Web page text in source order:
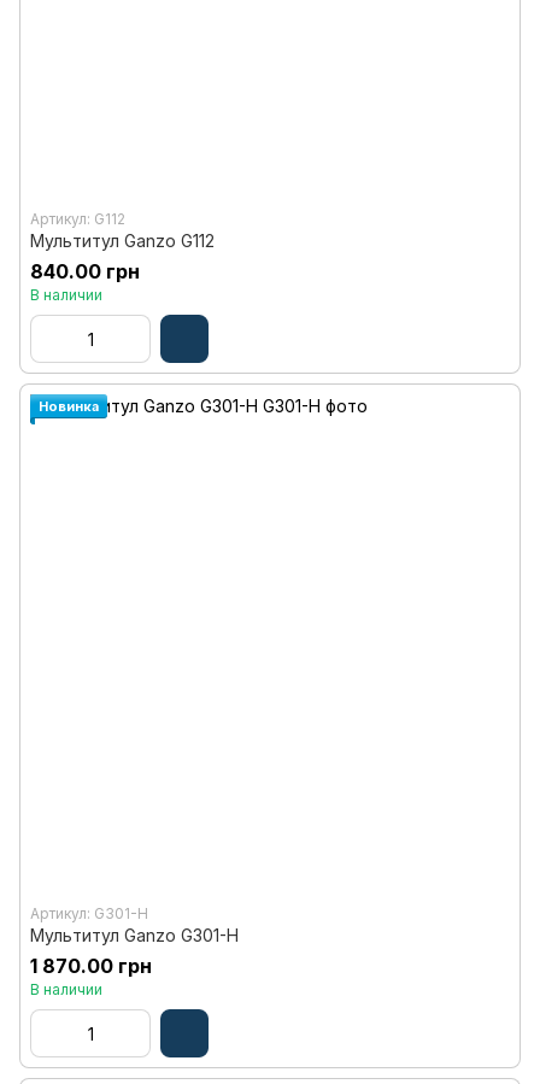
Артикул: G112
Мультитул Ganzo G112
840.00 грн
В наличии
Новинка
Артикул: G301-H
Мультитул Ganzo G301-H
1 870.00 грн
В наличии